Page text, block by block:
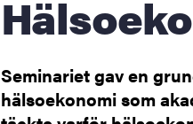
Seminariet gav en
hälsoekonomi som